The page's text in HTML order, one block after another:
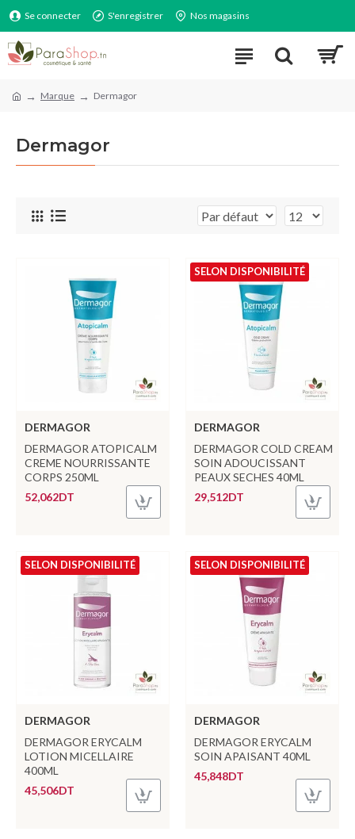
Se connecter S'enregistrer Nos magasins
Marque Dermagor
Dermagor
DERMAGOR
DERMAGOR ATOPICALM
CREME NOURRISSANTE
CORPS 250ML
52,062DT
SELON DISPONIBILITÉ
DERMAGOR
DERMAGOR COLD CREAM
SOIN ADOUCISSANT
PEAUX SECHES 40ML
29,512DT
SELON DISPONIBILITÉ
DERMAGOR
DERMAGOR ERYCALM
LOTION MICELLAIRE
400ML
45,506DT
SELON DISPONIBILITÉ
DERMAGOR
DERMAGOR ERYCALM
SOIN APAISANT 40ML
45,848DT